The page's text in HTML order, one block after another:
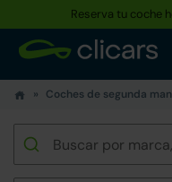
Reserva tu coche
Coches de segunda